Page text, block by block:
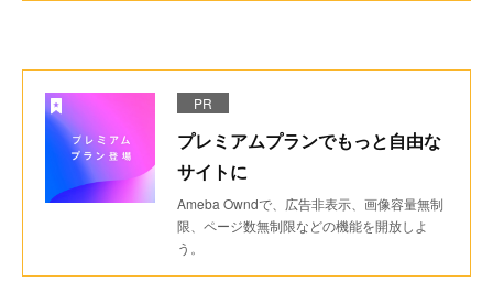
PR
プレミアムプランでもっと自由な
サイトに
Ameba Owndで、広告非表示、画像容量無制
限、ページ数無制限などの機能を開放しよ
う。